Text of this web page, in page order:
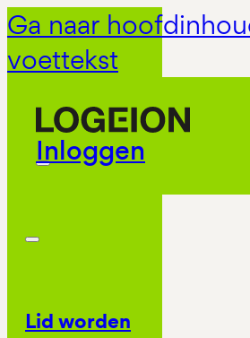
Ga naar
voettekst
Inloggen
Lid worden